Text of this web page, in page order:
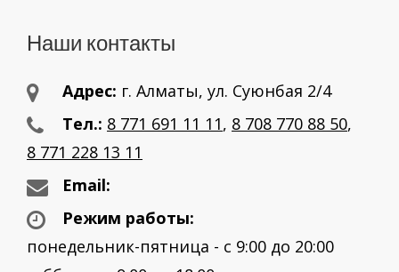
Наши контакты
Адрес: г. Aлматы, ул. Суюнбая 2/4
Тел.: 8 771 691 11 11, 8 708 770 88 50,
8 771 228 13 11
Email:
Режим работы:
понедельник-пятница - с 9:00 до 20:00